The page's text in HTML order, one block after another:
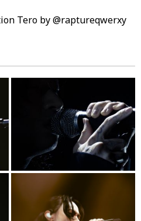
Tero by @raptureqwerxy